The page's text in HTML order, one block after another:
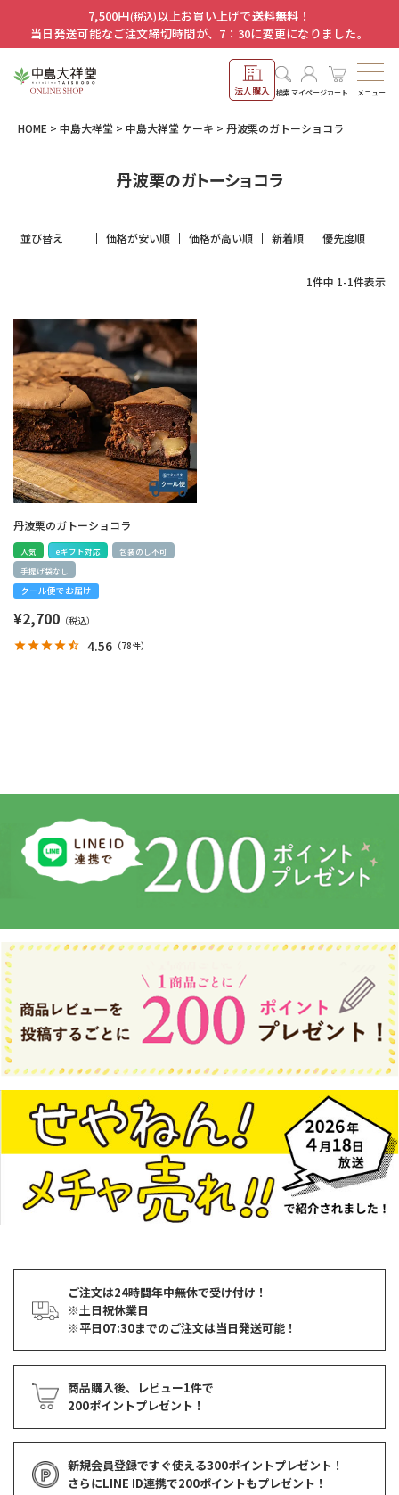
7,500円(税込)以上お買い上げで送料無料！
当日発送可能なご注文締切時間が、7：30に変更になりました。
法人購入 検索マイページカート メニュー
HOME 中島大祥堂 中島大祥堂 ケーキ 丹波栗のガトーショコラ
丹波栗のガトーショコラ
並び替え 価格が安い順 価格が高い順 新着順 優先度順
1件中 1-1件表示
丹波栗のガトーショコラ
人気 eギフト対応
包装のし不可
手提げ袋なし
クール便でお届け
¥2,700
4.56 （78件）
ご注文は24時間年中無休で受け付け！
※土日祝休業日
※平日07:30までのご注文は当日発送可能！
商品購入後、レビュー1件で
200ポイントプレゼント！
新規会員登録ですぐ使える300ポイントプレゼント！
さらにLINE ID連携で200ポイントもプレゼント！